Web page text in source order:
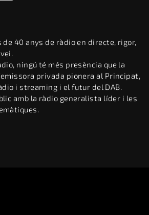
de 40 anys de ràdio en directe, rigor,
ningú té més presència que la
privada pionera al Principat,
i streaming i el futur del DAB.
amb la ràdio generalista líder i les